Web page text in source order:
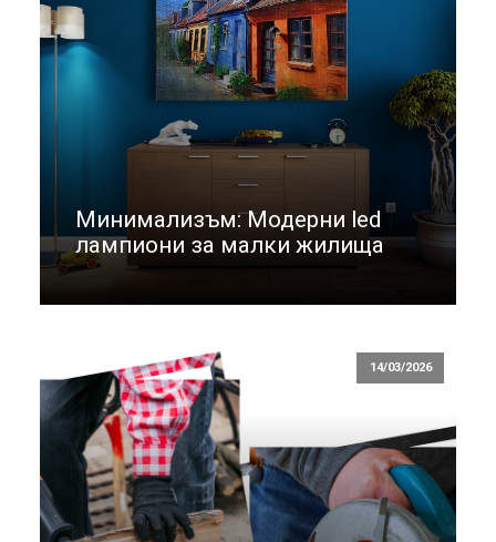
Минимализъм: Модерни led
лампиони за малки жилища
14/03/2026